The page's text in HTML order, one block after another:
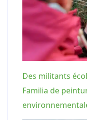
Des militants
Familia de